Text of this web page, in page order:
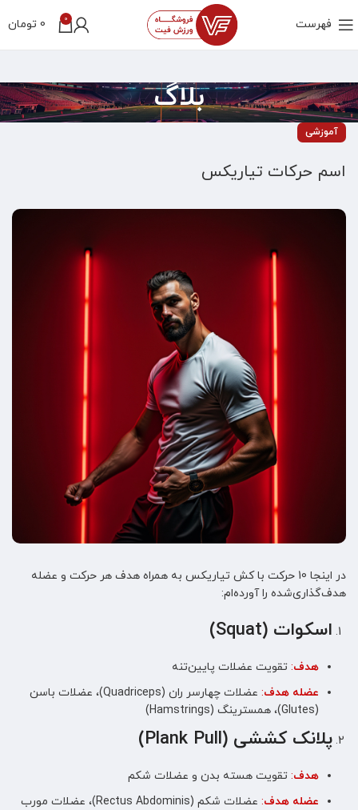
فهرست 0
0 تومان
بلاگ
آموزشی
اسم حرکات تیاریکس
در اینجا 10 حرکت با کش تیاریکس به همراه هدف هر حرکت و عضله
هدف‌گذاری‌شده را آورده‌ام:
اسکوات (Squat)
هدف: تقویت عضلات پایین‌تنه
عضله هدف:
عضلات چهارسر ران (Quadriceps)، عضلات باسن
(Glutes)، همسترینگ (Hamstrings)
پلانک کششی (Plank Pull)
هدف: تقویت هسته بدن و عضلات شکم
عضله هدف:
عضلات شکم (Rectus Abdominis)، عضلات مورب